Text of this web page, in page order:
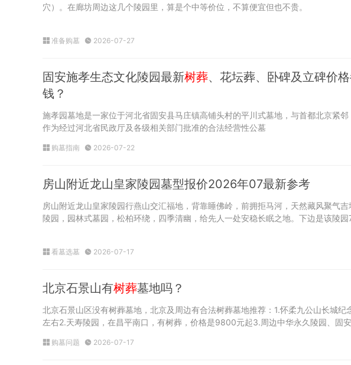
穴）。在廊坊周边这几个陵园里，算是个中等价位，不算便宜但也不贵。
准备购墓 2026-07-27
固安施孝生态文化陵园最新树葬、花坛葬、卧碑及立碑价
钱？
施孝园墓地是一家位于河北省固安县马庄镇高铺头村的平川式墓地，与首都北京紧邻
作为经过河北省民政厅及各级相关部门批准的合法经营性公墓
购墓指南 2026-07-22
房山附近龙山皇家陵园墓型报价2026年07最新参考
房山附近龙山皇家陵园行燕山交汇福地，背靠睡佛岭，前拥拒马河，天然藏风聚气
陵园，园林式墓园，松柏环绕，四季清幽，给先人一处安稳长眠之地。下边是该陵园
看墓选墓 2026-07-17
北京石景山有树葬墓地吗？
北京石景山区没有树葬墓地，北京及周边有合法树葬墓地推荐：1.怀柔九公山长城
左右2.天寿陵园，在昌平南口，有树葬，价格是9800元起3.周边中华永久陵园、固安
购墓问题 2026-07-17